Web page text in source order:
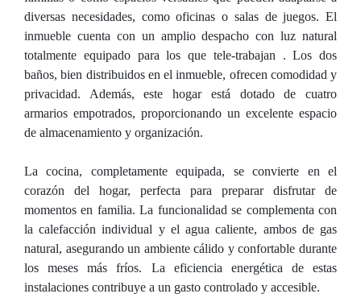
diversas necesidades, como oficinas o salas de juegos. El
inmueble cuenta con un amplio despacho con luz natural
totalmente equipado para los que tele-trabajan . Los dos
baños, bien distribuidos en el inmueble, ofrecen comodidad y
privacidad. Además, este hogar está dotado de cuatro
armarios empotrados, proporcionando un excelente espacio
de almacenamiento y organización.
La cocina, completamente equipada, se convierte en el
corazón del hogar, perfecta para preparar disfrutar de
momentos en familia. La funcionalidad se complementa con
la calefacción individual y el agua caliente, ambos de gas
natural, asegurando un ambiente cálido y confortable durante
los meses más fríos. La eficiencia energética de estas
instalaciones contribuye a un gasto controlado y accesible.